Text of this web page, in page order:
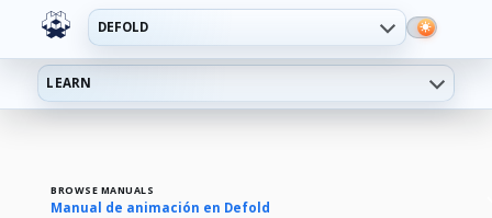
DEFOLD
LEARN
BROWSE MANUALS
Manual de animación en Defold